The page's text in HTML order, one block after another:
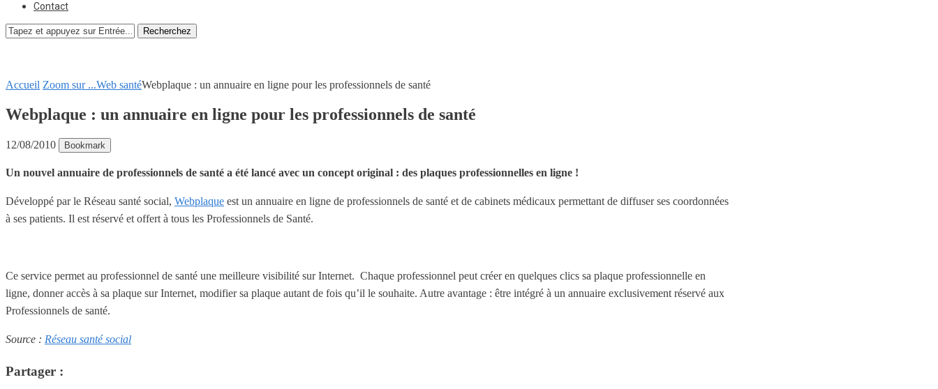
Contact
Recherchez
Accueil Zoom sur ...Web santéWebplaque : un annuaire en ligne pour les professionnels de santé
Webplaque : un annuaire en ligne pour les professionnels de santé
12/08/2010 Bookmark
Un nouvel annuaire de professionnels de santé a été lancé avec un concept original : des plaques professionnelles en ligne !
Développé par le Réseau santé social, Webplaque est un annuaire en ligne de professionnels de santé et de cabinets médicaux permettant de diffuser ses coordonnées
à ses patients. Il est réservé et offert à tous les Professionnels de Santé.
Ce service permet au professionnel de santé une meilleure visibilité sur Internet. Chaque professionnel peut créer en quelques clics sa plaque professionnelle en
ligne, donner accès à sa plaque sur Internet, modifier sa plaque autant de fois qu’il le souhaite. Autre avantage : être intégré à un annuaire exclusivement réservé aux
Professionnels de santé.
Source : Réseau santé social
Partager :